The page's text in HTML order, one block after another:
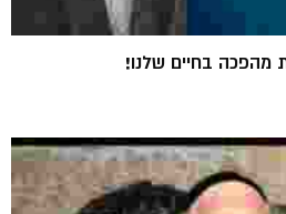
מהפכה בחיים שלנו!